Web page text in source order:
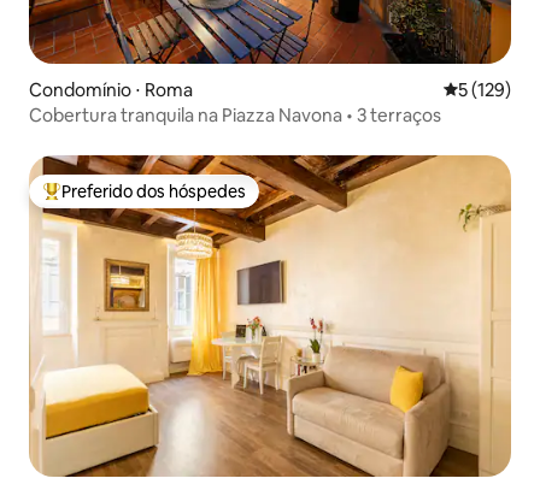
Condomínio ⋅ Roma 5 de uma
5 (129)
Cobertura tranquila na Piazza Navona • 3 terraços
Entre os melhores preferidos dos hóspedes
Preferido dos hóspedes